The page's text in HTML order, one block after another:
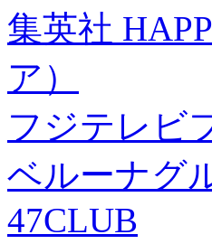
集英社
ア）
フジテレビ
ベルーナグ
47CLUB